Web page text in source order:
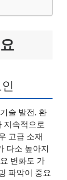
술 발전, 환
지속적으로
고급 소재
다소 높아지
변화도 가
파악이 중요